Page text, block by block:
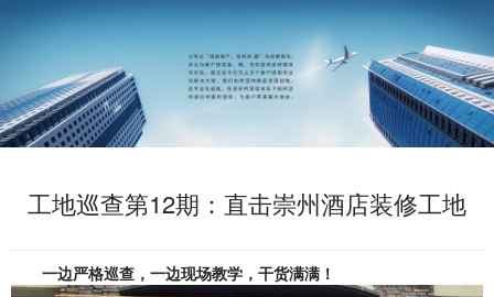
工地巡查第12期：直击崇州酒店装修工地
一边严格巡查 ， 一边现场教学， 干货满满！